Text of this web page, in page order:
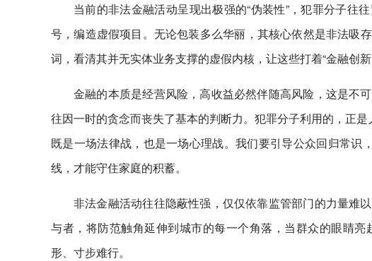
当前的非法金融活动呈现出极强的“伪装性”，犯罪分子往
号，编造虚假项目。无论包装多么华丽，其核心依然是非法吸
词，看清其并无实体业务支撑的虚假内核，让这些打着“金融创新
金融的本质是经营风险，高收益必然伴随高风险，这是不
往因一时的贪念而丧失了基本的判断力。犯罪分子利用的，正
既是一场法律战，也是一场心理战。我们要引导公众回归常识
线，才能守住家庭的积蓄。
非法金融活动往往隐蔽性强，仅仅依靠监管部门的力量难
与者，将防范触角延伸到城市的每一个角落，当群众的眼睛
形、寸步难行。